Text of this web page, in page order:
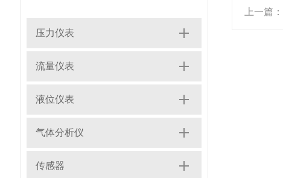
压力仪表
流量仪表
液位仪表
气体分析仪
传感器
上一篇：